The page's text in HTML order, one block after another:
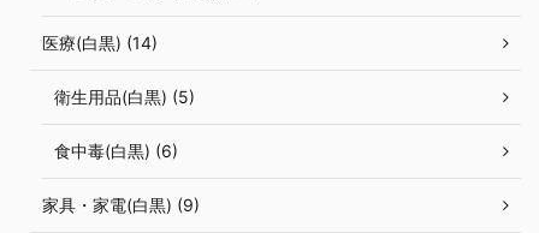
医療(白黒) (14)
衛生用品(白黒) (5)
食中毒(白黒) (6)
家具・家電(白黒) (9)